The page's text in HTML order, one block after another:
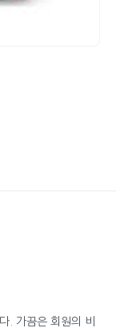
. 가끔은 회원의 비